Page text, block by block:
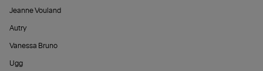
Jeanne Vouland
Autry
Vanessa Bruno
Ugg